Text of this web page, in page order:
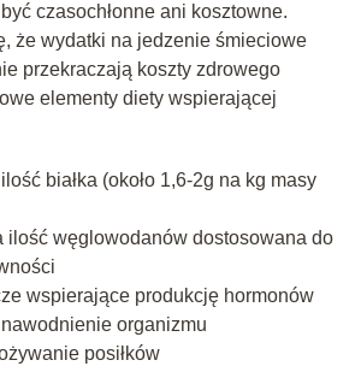
czasochłonne ani kosztowne.
że wydatki na jedzenie śmieciowe
przekraczają koszty zdrowego
elementy diety wspierającej
białka (około 1,6-2g na kg masy
ilość węglowodanów dostosowana do
wspierające produkcję hormonów
organizmu
posiłków